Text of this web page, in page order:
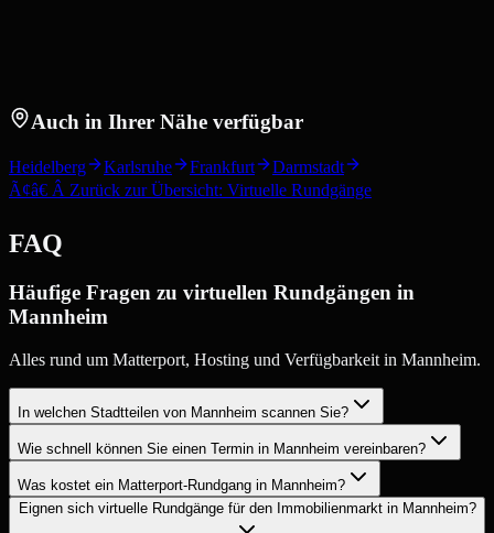
Auch in Ihrer Nähe verfügbar
Heidelberg Karlsruhe Frankfurt
Darmstadt
Ã¢â€ Â Zurück zur Übersicht: Virtuelle Rundgänge
FAQ
Häufige Fragen zu virtuellen Rundgängen in
Mannheim
Alles rund um Matterport, Hosting und Verfügbarkeit in Mannheim.
In welchen Stadtteilen von Mannheim scannen Sie?
Wie schnell können Sie einen Termin in Mannheim vereinbaren?
Was kostet ein Matterport-Rundgang in Mannheim?
Eignen sich virtuelle Rundgänge für den Immobilienmarkt in Mannheim?